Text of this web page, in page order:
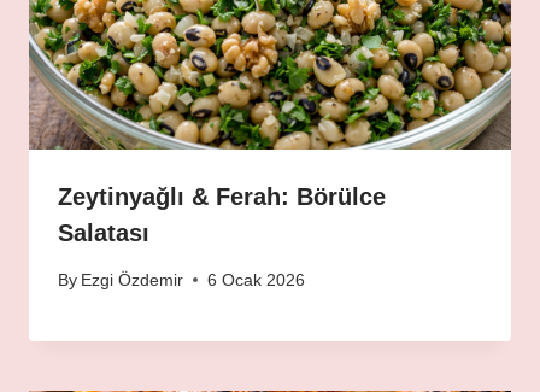
Zeytinyağlı & Ferah: Börülce
Salatası
By Ezgi Özdemir 6 Ocak 2026